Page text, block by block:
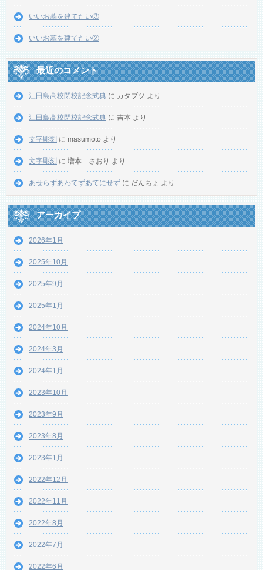
いいお墓を建てたい③
いいお墓を建てたい②
最近のコメント
江田島高校閉校記念式典 に カタブツ より
江田島高校閉校記念式典 に 吉本 より
文字彫刻 に masumoto より
文字彫刻 に 増本 さおり より
あせらずあわてずあてにせず に だんちょ より
アーカイブ
2026年1月
2025年10月
2025年9月
2025年1月
2024年10月
2024年3月
2024年1月
2023年10月
2023年9月
2023年8月
2023年1月
2022年12月
2022年11月
2022年8月
2022年7月
2022年6月